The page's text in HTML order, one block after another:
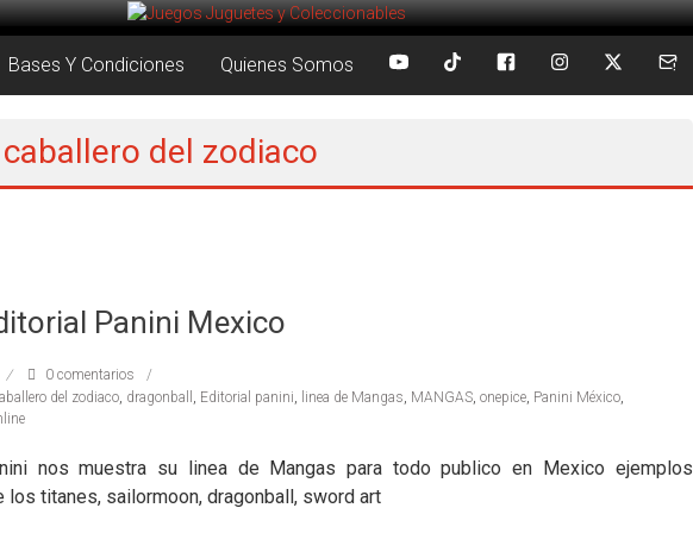
Bases Y Condiciones Quienes Somos
del zodiaco
Panini Mexico
0 comentarios
del zodiaco, dragonball Editorial panini linea de Mangas MANGAS, onepice, Panini México,
nos muestra su linea de Mangas para todo publico en Mexico ejemplos
los titanes, sailormoon, dragonball, sword art